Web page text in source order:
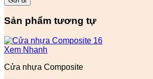
Sản phẩm tương tự
Xem Nhanh
Cửa nhựa Composite